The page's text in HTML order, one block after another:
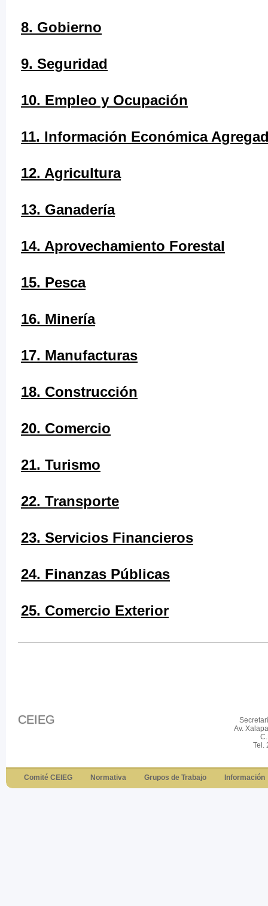
8. Gobierno
9. Seguridad
10. Empleo y Ocupación
11. Información Económica
12. Agricultura
13. Ganadería
14. Aprovechamiento Forestal
15. Pesca
16. Minería
17. Manufacturas
18. Construcción
20. Comercio
21. Turismo
22. Transporte
23. Servicios Financieros
24. Finanzas Públicas
25. Comercio Exterior
CEIEG
Av.
Tel.
Comité CEIEG Normativa Grupos de Trabajo Información